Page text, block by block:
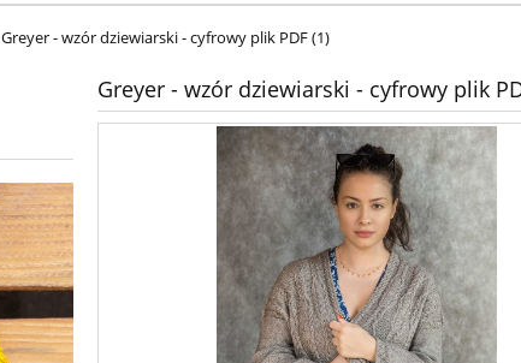
Greyer - wzór dziewiarski - cyfrowy plik PDF (1)
Greyer - wzór dziewiarski - cyfrowy plik